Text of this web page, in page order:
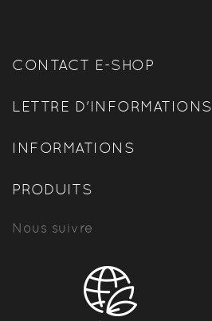
CONTACT E-SHOP
LETTRE D'INFORMATIONS
INFORMATIONS
PRODUITS
Nous suivre